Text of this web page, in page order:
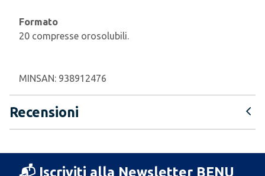
Formato
20 compresse orosolubili.
MINSAN: 938912476
Recensioni
📬 Iscriviti alla Newsletter BENU